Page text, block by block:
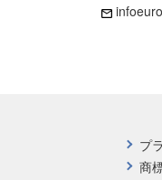
プ
商